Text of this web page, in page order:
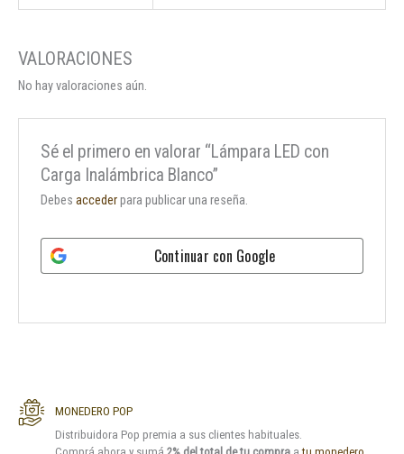
No hay valoraciones aún.
Sé el primero en valorar “Lámpara LED con
Carga Inalámbrica Blanco”
Debesaccederpara publicar una reseña.
Continuar con Google
MONEDERO POP
Distribuidora Pop premia a sus clientes habituales.